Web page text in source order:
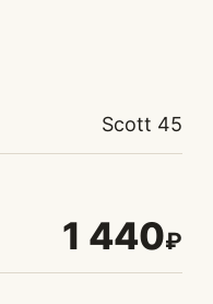
Scott 45
1 440₽